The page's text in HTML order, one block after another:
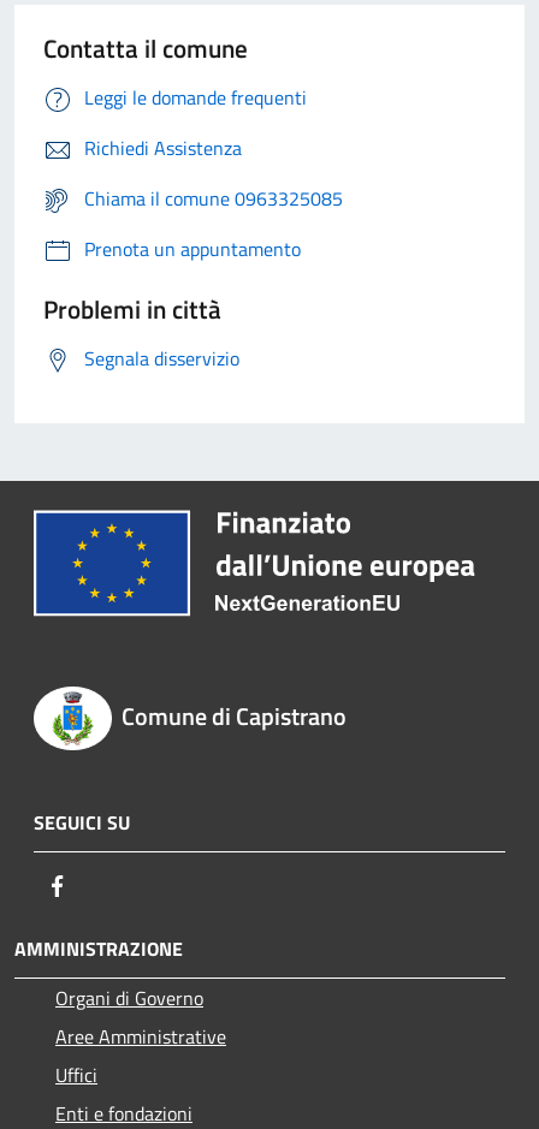
Contatta il comune
Leggi le domande frequenti
Richiedi Assistenza
Chiama il comune 0963325085
Prenota un appuntamento
Problemi in città
Segnala disservizio
Comune di Capistrano
SEGUICI SU
AMMINISTRAZIONE
Organi di Governo
Aree Amministrative
Uffici
Enti e fondazioni